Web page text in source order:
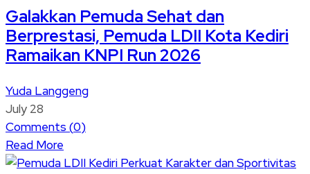
Galakkan Pemuda Sehat dan
Berprestasi, Pemuda LDII Kota Kediri
Ramaikan KNPI Run 2026
Yuda Langgeng
July 28
Comments (0)
Read More